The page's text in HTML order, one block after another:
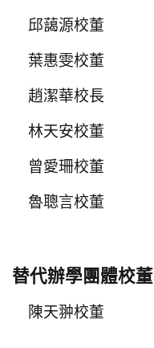
邱藹源校董
葉惠雯校董
趙潔華校長
林天安校董
曾愛珊校董
魯聰言校董
替代辦學團體校董
陳天翀校董